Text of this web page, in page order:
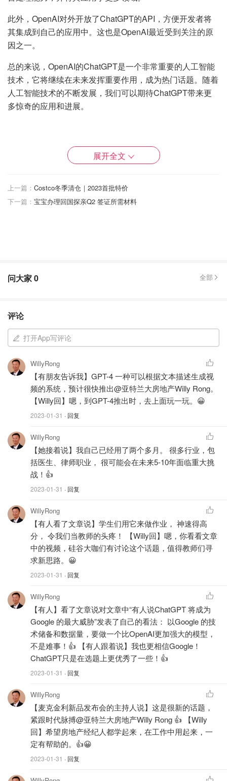
此外，OpenAI对外开放了ChatGPT的API，方便开发者将
其集成到自己的应用中。这也是OpenAI最近受到关注的原
因之一。
总的来说，OpenAI的ChatGPT是一个非常重要的人工智能
技术，它将继续在未来发挥重要作用，成为热门话题。随着
人工智能技术的不断发展，我们可以期待ChatGPT带来更
多惊奇的应用和进展。
什么叫生成式AI ？
内容，如文本、图像、音频等，而不仅仅是重复和模仿已有
的内容。生成式AI通常通过学习大量数据，并使用生成模型
人们会看到，非常大量的由AI 产生出来的脚本、文案，还
有AI 产生出来的图片，甚至由AI产生出来的影片 . . . 。
【ChatGPT】2023年将是生成式AI的爆发元年。这个领域
的发展是由多种因素推动的，包括硬件能力的提高、训练算
业的普及以及新的生成式AI模型和工具的发布。
在这个元年里，人们将会看到大量的生成式AI产生的内容。
这些内容可能包括由AI生成的文案、脚本、图片，甚至是影
片。随着技术的不断发展，生成式AI在创造内容方面的能力
将会不断提升。因此，在2023年，生成式AI将会成为一个
【Willy问】有人说ChatGPT 将成为Google 的最大威胁，为
什么？
按上面的提示，写一篇文章）
这是因为ChatGPT具有非常强大的语言处理能力，能够对
自然语言询问进行准确、快速的回答。
ChatGPT是由OpenAI开发的一种大型语言模型，它可以根
据上下文理解询问，并生成相应的回答。它已经被广泛应用
于聊天机器人、智能客服、问答系统等领域。
展开全文
上一篇： Costco冬季清仓｜2023首批特价
下一篇： 宝宝办理回国探亲Q2 签证所需材料
问大家0 全部
评论
打开App写评论
WillyRong
【有朋友告诉我】GPT-4 一种可以根据文本描述生成视
频的系统，预计很快推出@亚特兰大房地产Willy Rong。
【Willy回】嗯，到GPT-4推出时，去上面玩一玩。😀
2023-01-31 · 回复
WillyRong
【她接着说】我自己已经用了两个多月。 很多行业，包
括医生、律师职业， 很可能会在未来5-10年面临重大挑
战！👍
2023-01-31 · 回复
WillyRong
【有人看了文章说】学生们用它来做作业， 神速得高
分， 令我们当教师的头疼！ 【Willy回】嗯，你看看文章
中的视频，硅谷大咖们有讨论这个话题，值得教师们寻
求新思路。😀
2023-01-31 · 回复
WillyRong
【有人】看了文章说对文章中“有人说ChatGPT 将成为
Google 的最大威胁”发表了自己的看法： 以Google 的技
术储备和数据量，要做一个比OpenAI更加强大的模型，
不是难事！👍 【有人跟着说】我也更相信Google！
ChatGPT只是在选题上更优秀了一些！👍
2023-01-31 · 回复
WillyRong
【麦克金利新品发布会的主持人说】这是很新的话题，
紧跟时代脉搏@亚特兰大房地产Willy Rong 👍 【Willy
回】希望房地产经纪人都学起来，在工作中用起来，一
定有帮助的。👍😀
2023-01-31 · 回复